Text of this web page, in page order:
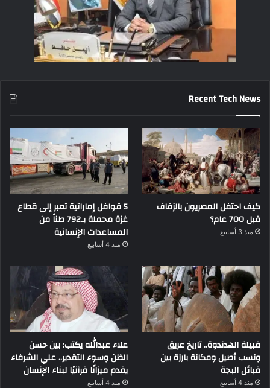
Recent Tech News
كيف احتفل المصريون بالزفاف
قبل 700 عام؟
منذ 3 أسابيع
5 قوافل إماراتية تعبر إلى قطاع
غزة محملة بـ792 طناً من
المساعدات الإنسانية
منذ 4 أسابيع
قبيلة الهدندوة.. تاريخ عريق
ونسب أصيل ومكانة بارزة بين
قبائل البجة
منذ 4 أسابيع
علاء عبدالله يكتب: بين حسن
الظن وسوء التقدير.. علي الشرفاء
يقدم ميزانًا قرآنيًا لبناء الإنسان
منذ 4 أسابيع